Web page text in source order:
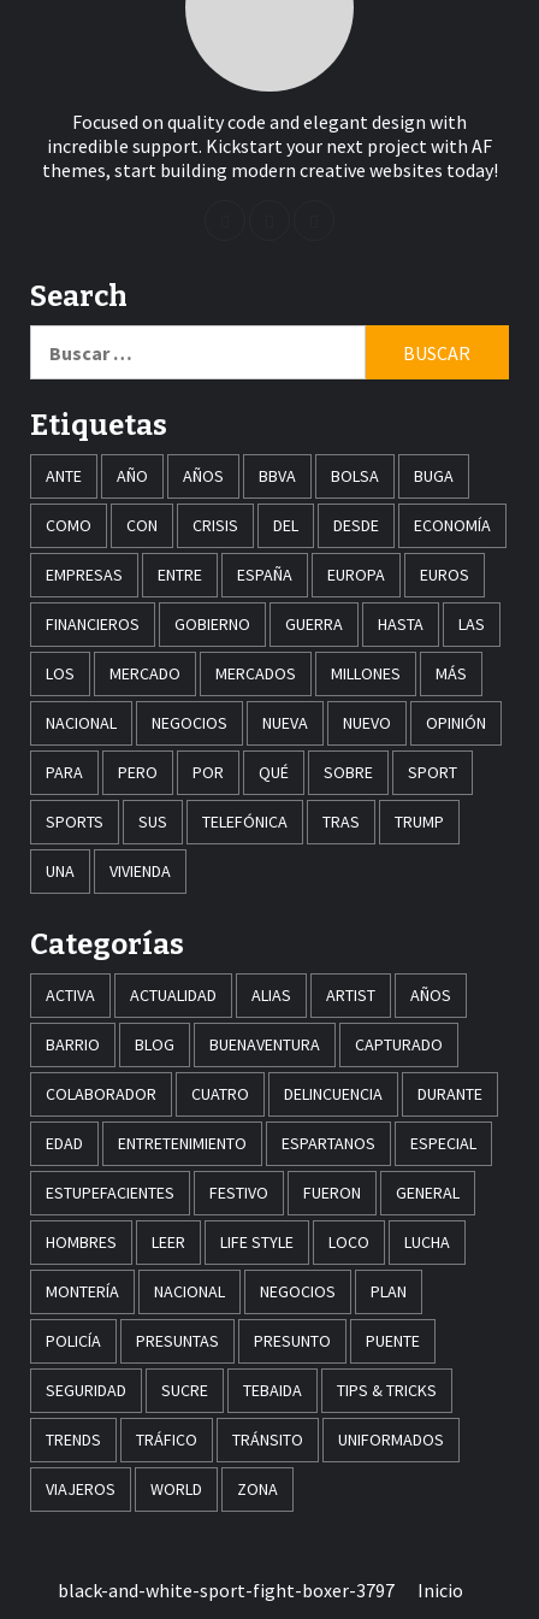
Focused on quality code and elegant design with
incredible support. Kickstart your next project with AF
themes, start building modern creative websites today!
Search
Etiquetas
ANTE AÑO AÑOS BBVA BOLSA BUGA
COMO CON CRISIS DEL DESDE ECONOMÍA
EMPRESAS ENTRE ESPAÑA EUROPA EUROS
FINANCIEROS GOBIERNO GUERRA HASTA LAS
LOS MERCADO MERCADOS MILLONES MÁS
NACIONAL NEGOCIOS NUEVA NUEVO OPINIÓN
PARA PERO POR QUÉ SOBRE SPORT
SPORTS SUS TELEFÓNICA TRAS TRUMP
UNA VIVIENDA
Categorías
ACTIVA ACTUALIDAD ALIAS ARTIST AÑOS
BARRIO BLOG BUENAVENTURA CAPTURADO
COLABORADOR CUATRO DELINCUENCIA DURANTE
EDAD ENTRETENIMIENTO ESPARTANOS ESPECIAL
ESTUPEFACIENTES FESTIVO FUERON GENERAL
HOMBRES LEER LIFE STYLE LOCO LUCHA
MONTERÍA NACIONAL NEGOCIOS PLAN
POLICÍA PRESUNTAS PRESUNTO PUENTE
SEGURIDAD SUCRE TEBAIDA TIPS & TRICKS
TRENDS TRÁFICO TRÁNSITO UNIFORMADOS
VIAJEROS WORLD ZONA
black-and-white-sport-fight-boxer-3797 Inicio